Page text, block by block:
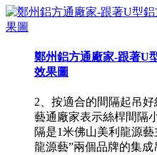
鄭州鋁方通廠家-跟著U
效果圖
2、按適合的間隔起吊
藝通廠家表示絲桿間隔
隔是1米佛山美利龍源藝
龍源藝”兩個品牌的集